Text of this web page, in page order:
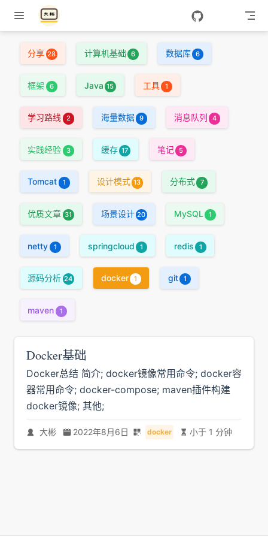
Skip to content
分享 28 计算机基础 6 数据库 6
框架 6 Java 15 工具 1
学习路线 2 海量数据 9 消息队列 4
实践经验 3 缓存 17 笔记 5
Tomcat 1 设计模式 13 分布式 7
优质文章 31 场景设计 20 MySQL 1
netty 1 springcloud 1 redis 1
源码分析 24 docker 1 git 1
maven 1
Docker基础
Docker总结 简介; docker镜像常用命令; docker容
器常用命令; docker-compose; maven插件构建
docker镜像; 其他;
大彬 2022年8月6日 docker 小于 1 分钟